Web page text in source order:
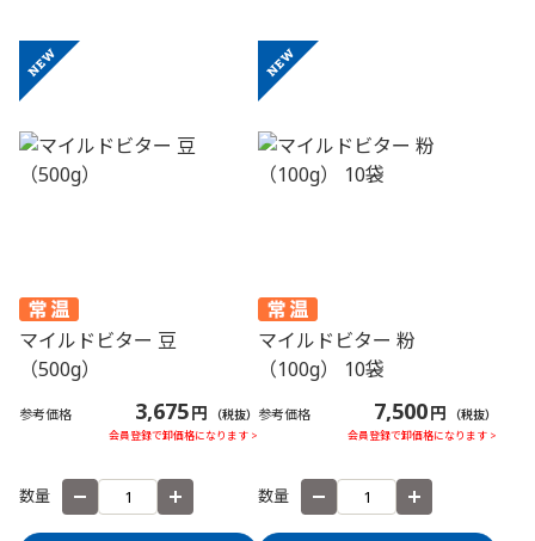
マイルドビター 豆
（500g）
参考価格 3,675円 （税抜）
会員登録で卸価格になります >
数量
マイルドビター 粉
（100g） 10袋
参考価格 7,500円 （税抜）
会員登録で卸価格になります >
数量